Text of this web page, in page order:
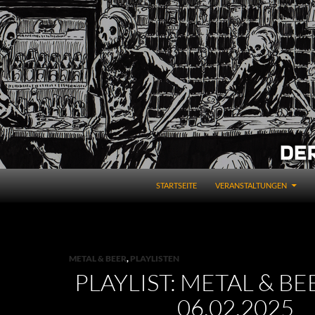
STARTSEITE VERANSTALTUNGEN
METAL & BEER, PLAYLISTEN
PLAYLIST: METAL &
06.02.2025